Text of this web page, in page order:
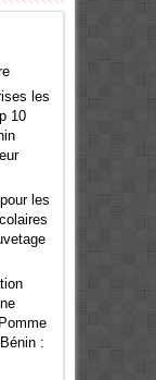
les
10
les
: